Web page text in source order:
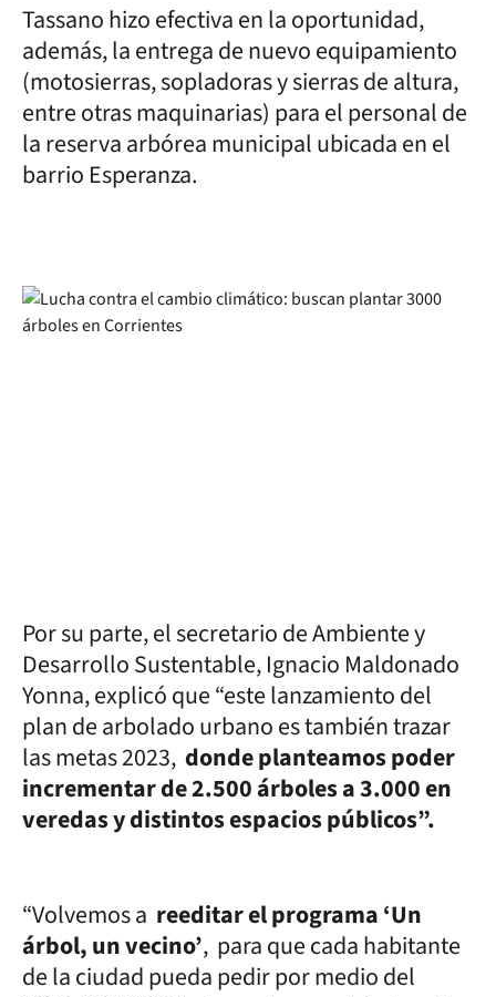
Tassano hizo efectiva en la oportunidad,
además, la entrega de nuevo equipamiento
(motosierras, sopladoras y sierras de altura,
entre otras maquinarias) para el personal de
la reserva arbórea municipal ubicada en el
barrio Esperanza.
Por su parte, el secretario de Ambiente y
Desarrollo Sustentable, Ignacio Maldonado
Yonna, explicó que “este lanzamiento del
plan de arbolado urbano es también trazar
las metas 2023, donde planteamos poder
incrementar de 2.500 árboles a 3.000 en
veredas y distintos espacios públicos”.
“Volvemos a reeditar el programa ‘Un
árbol, un vecino’, para que cada habitante
de la ciudad pueda pedir por medio del